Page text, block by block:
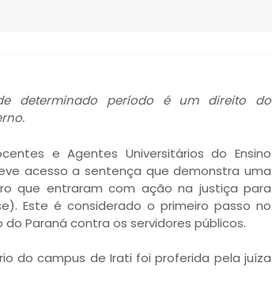
determinado período é um direito do
e Agentes Universitários do Ensino
acesso a sentença que demonstra uma
que entraram com ação na justiça para
Este é considerado o primeiro passo no
Paraná contra os servidores públicos.
do campus de Irati foi proferida pela juíza